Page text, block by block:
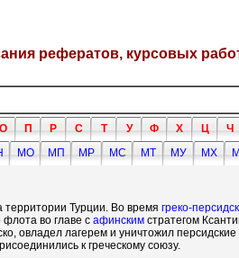
рефератов, курсовых
О П Р С Т У Ф Х Ц Ч
МО МП МР МС МТ МУ МХ
Турции. Во время греко-
во главе с афинским стратегом
овладел лагерем и уничтожил
к греческому союзу.